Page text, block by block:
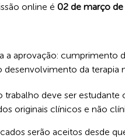
online é 02 de março
a aprovação:
desenvolvimento da terapia
deve ser estudante
originais clínicos e não
serão aceitos desde